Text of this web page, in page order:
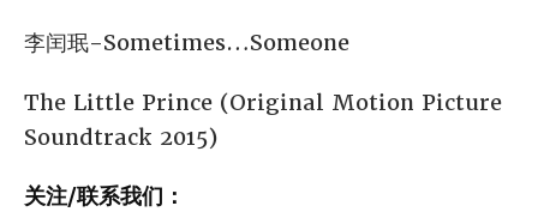
李闰珉-Sometimes…Someone
The Little Prince (Original Motion Picture
Soundtrack 2015)
关注/联系我们：